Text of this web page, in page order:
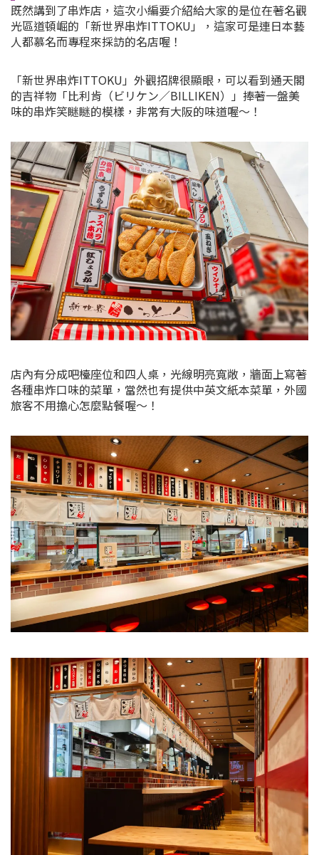
既然講到了串炸店，這次小編要介紹給大家的是位在著名觀
光區道頓崛的「新世界串炸ITTOKU 」，這家可是連日本藝
人都慕名而專程來採訪的名店喔！
「新世界串炸ITTOKU 」外觀招牌很顯眼，可以看到通天閣
的吉祥物「比利肯（ビリケン／BILLIKEN）」捧著一盤美
味的串炸笑瞇瞇的模樣，非常有大阪的味道喔～！
店內有分成吧檯座位和四人桌，光線明亮寬敞，牆面上寫著
各種串炸口味的菜單，當然也有提供中英文紙本菜單，外國
旅客不用擔心怎麼點餐喔～！